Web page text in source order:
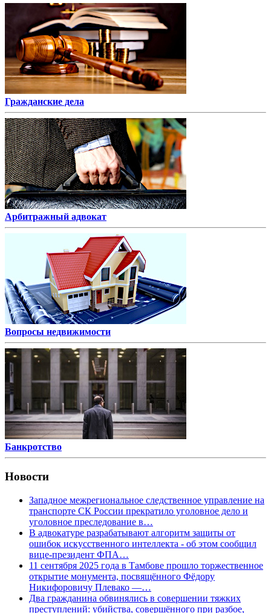
Гражданские дела
Арбитражный адвокат
Вопросы недвижимости
Банкротство
Новости
Западное межрегиональное следственное управление на
транспорте СК России прекратило уголовное дело и
уголовное преследование в…
В адвокатуре разрабатывают алгоритм защиты от
ошибок искусственного интеллекта - об этом сообщил
вице-президент ФПА…
11 сентября 2025 года в Тамбове прошло торжественное
открытие монумента, посвящённого Фёдору
Никифоровичу Плевако —…
Два гражданина обвинялись в совершении тяжких
преступлений: убийства, совершённого при разбое,